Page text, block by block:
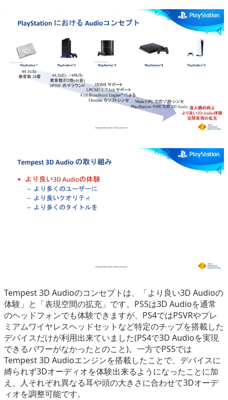
Tempest 3D Audioのコンセプトは、「より良い3D Audioの
体験」と「表現空間の拡充」です。PS5は3D Audioを通常
のヘッドフォンでも体験できますが、PS4ではPSVRやプレ
ミアムワイヤレスヘッドセットなど特定のチップを搭載した
デバイスだけが利用出来ていました(PS4で3D Audioを実現
できるパワーがなかったとのこと)。一方でPS5では
Tempest 3D Audioエンジンを搭載したことで、デバイスに
縛られず3Dオーディオを体験出来るようになったことに加
え、人それぞれ異なる耳や頭の大きさに合わせて3Dオーデ
ィオを調整可能です。